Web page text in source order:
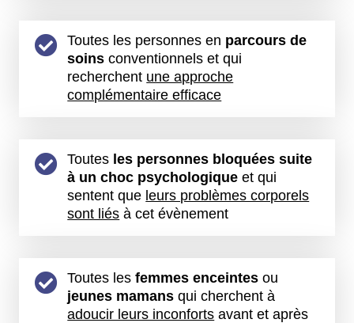
Toutes les personnes en parcours de
soins conventionnels et qui
recherchent une approche
complémentaire efficace
Toutes les personnes bloquées suite
à un choc psychologique et qui
sentent que leurs problèmes corporels
sont liés à cet évènement
Toutes lesfemmes enceintes ou
jeunes mamans qui cherchent à
adoucir leurs inconforts avant et après